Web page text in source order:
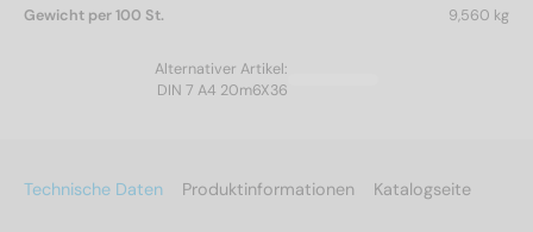
Gewicht per 100 St.
9,560 kg
Alternativer Artikel:
DIN 7 A4 20m6X36
Technische Daten Produktinformationen Katalogseite